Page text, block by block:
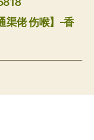
渠佬 伤喉】-香